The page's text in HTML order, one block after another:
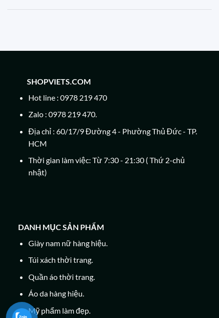
SHOPVIETS.COM
Hot line : 0978 219 470
Zalo : 0978 219 470.
Địa chỉ : 60/17/9 Đường 4 - Phường Thủ Đức - TP.
HCM
Thời gian làm việc: Từ 7:30 - 21:30 ( Thứ 2-chủ
nhật)
DANH MỤC SẢN PHẨM
Giày nam nữ hàng hiệu.
Túi xách thời trang.
Quần áo thời trang.
Áo da hàng hiệu.
Mỹ phẩm làm đẹp.